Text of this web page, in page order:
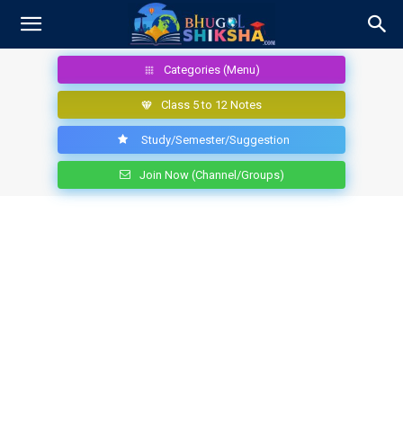
Categories (Menu)
Class 5 to 12 Notes
Study/Semester/Suggestion
Join Now (Channel/Groups)